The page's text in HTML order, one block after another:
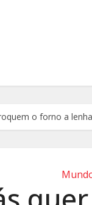
o forno a